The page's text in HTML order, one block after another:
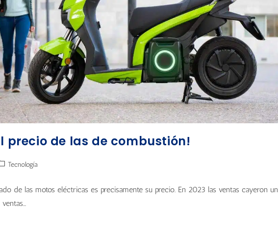
precio de las de combustión!
Tecnología
de las motos eléctricas es precisamente su precio. En 2023 las ventas cayeron un